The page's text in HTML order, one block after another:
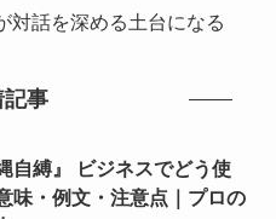
対話を深める土台になる
記事
自縛』 ビジネスでどう使
味・例文・注意点｜プロの